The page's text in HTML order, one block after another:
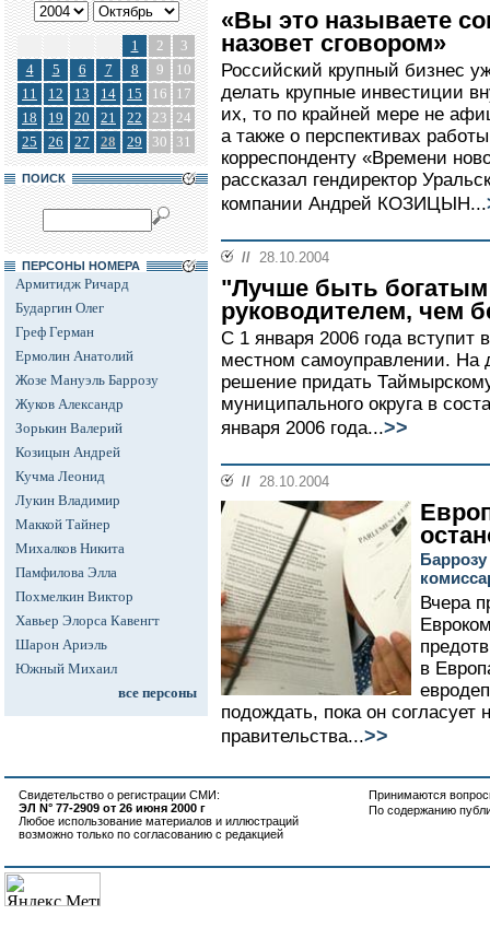
1 2
3
4
5 6 7 8 9
10
11
12 13 14 15 16
17
18
19 20 21 22 23 24
25
26 27 28 29 30 31
ПОИСК
ПЕРСОНЫ НОМЕРА
Армитидж Ричард
Бударгин Олег
Греф Герман
Ермолин Анатолий
Жозе Мануэль Баррозу
Жуков Александр
Зорькин Валерий
Козицын Андрей
Кучма Леонид
Лукин Владимир
Маккой Тайнер
Михалков Никита
Памфилова Элла
Похмелкин Виктор
Хавьер Элорса Кавенгт
Шарон Ариэль
Южный Михаил
все персоны
«Вы это называете
назовет сговором»
Российский крупный бизнес
делать крупные инвестиции
их, то по крайней мере не
а также о перспективах
корреспонденту «Времени
рассказал гендиректор
компании Андрей КОЗИЦЫН...
// 28.10.2004
"Лучше быть
руководителем, чем
С 1 января 2006 года вступит
местном самоуправлении. На
решение придать
муниципального округа в
января 2006 года...>>
// 28.10.2004
Вчера
в
подождать, пока он согласует
правительства...>>
Свидетельство о регистрации СМИ:
ЭЛ N° 77-2909 от 26 июня 2000 г
Любое использование материалов и иллюстраций
возможно только по согласованию с редакцией
Принимаются
По содержанию